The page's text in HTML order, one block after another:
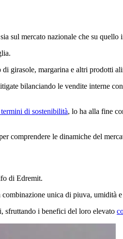
sul mercato nazionale che su quello
girasole, mar­ga­ri­na e altri prodotti
bilanciando le vendite interne
di sosten­ibi­lità, lo ha alla fine
com­pren­dere le din­ami­che del
di Edremit.
com­bi­na­zione uni­ca di piu­va, umi­dità
sfruttando i benefici del loro elevato